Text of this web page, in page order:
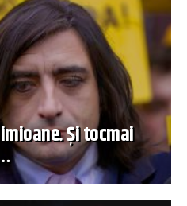
Și tocmai